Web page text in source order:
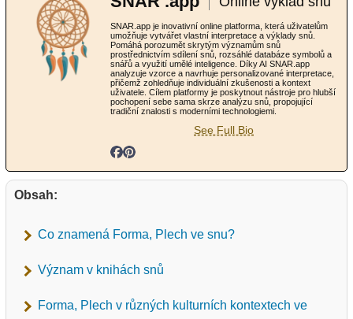
SNAR.app je inovativní online platforma, která uživatelům
umožňuje vytvářet vlastní interpretace a výklady snů.
Pomáhá porozumět skrytým významům snů
prostřednictvím sdílení snů, rozsáhlé databáze symbolů a
snářů a využití umělé inteligence. Díky AI SNAR.app
analyzuje vzorce a navrhuje personalizované interpretace,
přičemž zohledňuje individuální zkušenosti a kontext
uživatele. Cílem platformy je poskytnout nástroje pro hlubší
pochopení sebe sama skrze analýzu snů, propojující
tradiční znalosti s moderními technologiemi.
See Full Bio
Obsah:
Co znamená Forma, Plech ve snu?
Význam v knihách snů
Forma, Plech v různých kulturních kontextech ve